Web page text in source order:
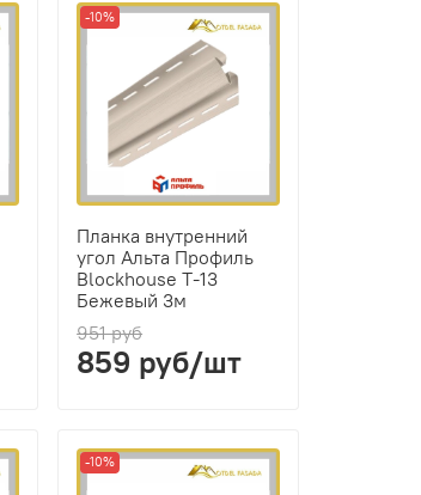
-10%
Планка внутренний
угол Альта Профиль
Blockhouse Т-13
Бежевый 3м
951 руб
859 руб/шт
-10%